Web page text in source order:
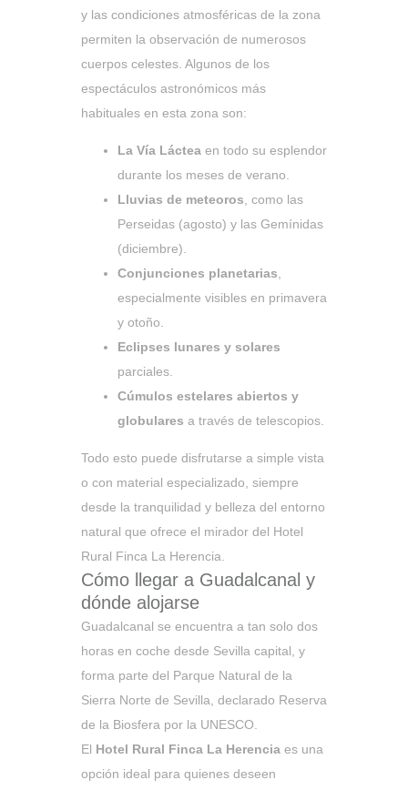
y las condiciones atmosféricas de la zona
permiten la observación de numerosos
cuerpos celestes. Algunos de los
espectáculos astronómicos más
habituales en esta zona son:
La Vía Láctea en todo su esplendor
durante los meses de verano.
Lluvias de meteoros , como las
Perseidas (agosto) y las Gemínidas
(diciembre).
Conjunciones planetarias
especialmente visibles en primavera
y otoño.
Eclipses lunares y solares
parciales.
Cúmulos estelares abiertos y
globulares a través de telescopios.
Todo esto puede disfrutarse a simple vista
o con material especializado, siempre
desde la tranquilidad y belleza del entorno
natural que ofrece el mirador del Hotel
Rural Finca La Herencia.
Cómo llegar a Guadalcanal y
dónde alojarse
Guadalcanal se encuentra a tan solo dos
horas en coche desde Sevilla capital, y
forma parte del Parque Natural de la
Sierra Norte de Sevilla, declarado Reserva
de la Biosfera por la UNESCO.
El Hotel Rural Finca La Herencia es una
opción ideal para quienes deseen